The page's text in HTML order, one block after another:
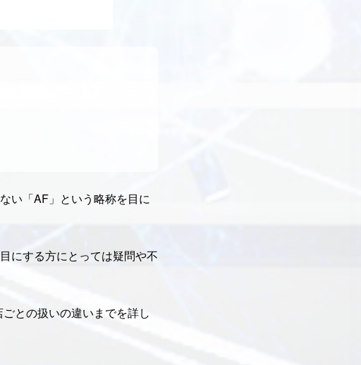
い「AF」という略称を目に
にする方にとっては疑問や不
との扱いの違いまでを詳し